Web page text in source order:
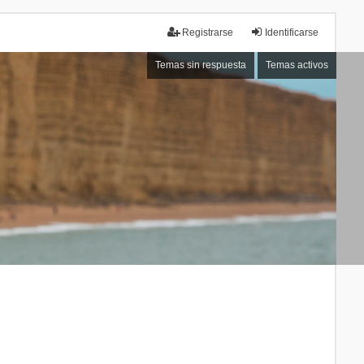
Identificarse
Registrarse
Temas sin respuesta Temas activos